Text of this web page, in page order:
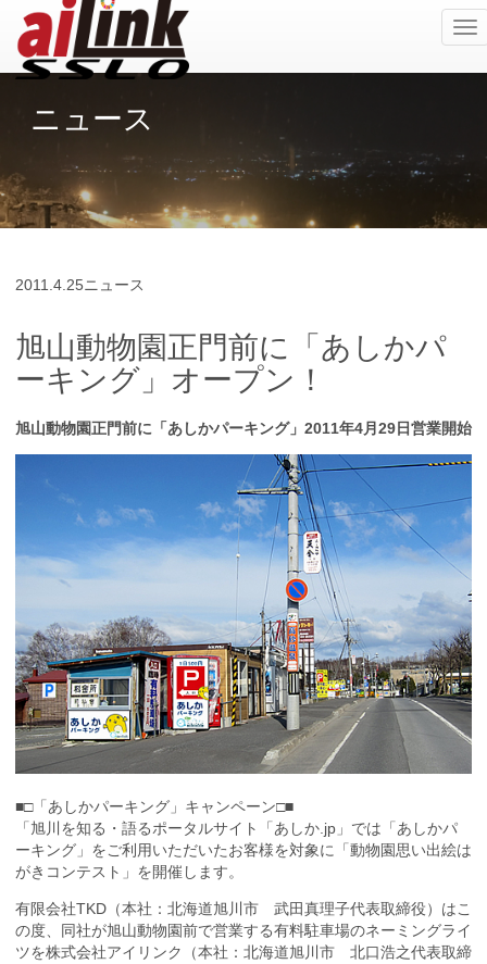
ナ
ビ
ゲ
の
替
ニュース
2011. 4.25ニュース
旭山動物園正門前に「あしかパ
ーキング」オープン！
旭山動物園正門前に「あしかパーキング」2011年4月29日営業開始
■□「あしかパーキング」キャンペーン□■
「旭川を知る・語るポータルサイト「あしか.jp」では「あしかパ
ーキング」をご利用いただいたお客様を対象に「動物園思い出絵は
がきコンテスト」を開催します。
有限会社TKD（本社：北海道旭川市 武田真理子代表取締役）はこ
の度、同社が旭山動物園前で営業する有料駐車場のネーミングライ
ツを株式会社アイリンク（本社：北海道旭川市 北口浩之代表取締